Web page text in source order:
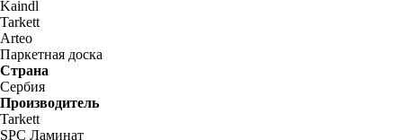
Kaindl
Tarkett
Arteo
Паркетная доска
Страна
Сербия
Производитель
Tarkett
SPC Ламинат